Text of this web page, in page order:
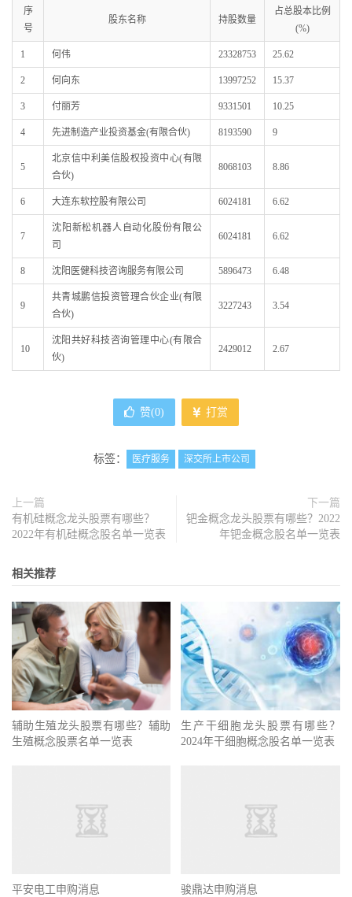
序
号
股东名称 持股数量
占总股本比例
(%)
1 何伟 23328753 25.62
2 何向东 13997252 15.37
3 付丽芳 9331501 10.25
4 先进制造产业投资基金(有限合伙) 8193590 9
5
北京信中利美信股权投资中心(有限
合伙)
8068103 8.86
6 大连东软控股有限公司 6024181 6.62
7
沈阳新松机器人自动化股份有限公
司
6024181 6.62
8 沈阳医健科技咨询服务有限公司 5896473 6.48
9
共青城鹏信投资管理合伙企业(有限
合伙)
3227243 3.54
10
沈阳共好科技咨询管理中心(有限合
伙)
2429012 2.67
赞(0) 打赏
标签： 医疗服务 深交所上市公司
上一篇
有机硅概念龙头股票有哪些？
2022年有机硅概念股名单一览表
下一篇
钯金概念龙头股票有哪些？2022
年钯金概念股名单一览表
相关推荐
辅助生殖龙头股票有哪些？辅助
生殖概念股票名单一览表
生产干细胞龙头股票有哪些？
2024年干细胞概念股名单一览表
平安电工申购消息 骏鼎达申购消息